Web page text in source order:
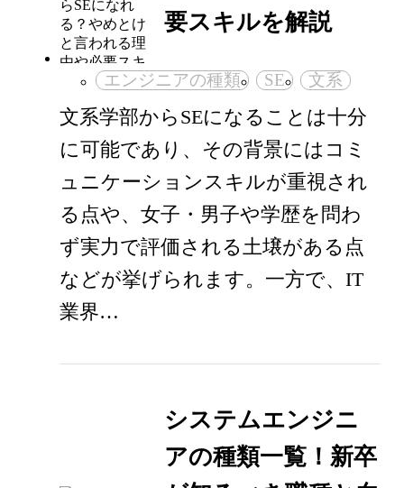
要スキルを解説
エンジニアの種類 SE 文系
文系学部からSEになることは十分
に可能であり、その背景にはコミ
ュニケーションスキルが重視され
る点や、女子・男子や学歴を問わ
ず実力で評価される土壌がある点
などが挙げられます。一方で、IT
業界…
システムエンジニ
アの種類一覧！新卒